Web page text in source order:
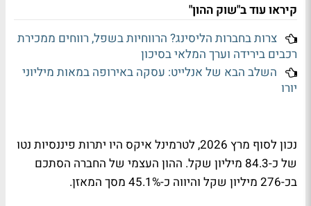
קיראו עוד ב"שוק ההון"
צרות בחברות הליסינג? הרווחיות בשפל, רווחים ממכירת
רכבים בירידה וערך המלאי בסיכון
השלב הבא של אנלייט: עסקה באירופה במאות מיליוני
יורו
נכון לסוף מרץ 2026, לטרמינל איקס היו יתרות פיננסיות נטו
של כ-84.3 מיליון שקל. ההון העצמי של החברה הסתכם
בכ-276 מיליון שקל והיווה כ-45.1% מסך המאזן.